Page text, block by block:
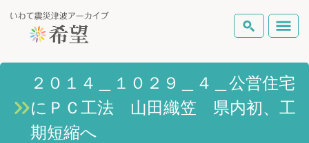
岩手県の被害状況
検索
テーマから探す
２０１４＿１０２９＿４＿公営住宅
にＰＣ工法 山田織笠 県内初、工
期短縮へ